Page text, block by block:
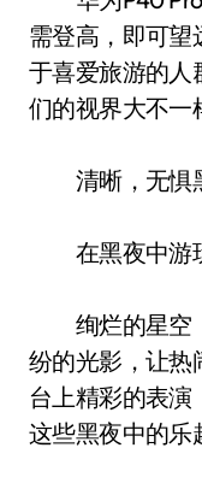
需登高，即可望
于喜爱旅游的人
们的视界大不一
清晰，无惧
在黑夜中游玩
绚烂的星空
纷的光影，让热
台上精彩的表
这些黑夜中的乐